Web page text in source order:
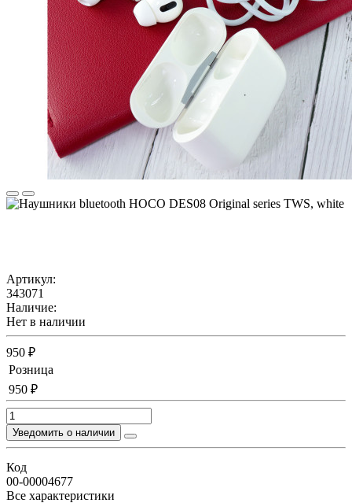
Артикул:
343071
Наличие:
Нет в наличии
950 ₽
Розница
950 ₽
Уведомить о наличии
Код
00-00004677
Все характеристики